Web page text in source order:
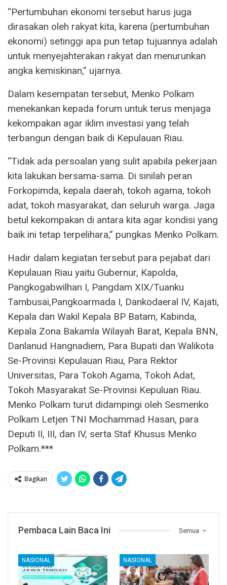
“Pertumbuhan ekonomi tersebut harus juga
dirasakan oleh rakyat kita, karena (pertumbuhan
ekonomi) setinggi apa pun tetap tujuannya adalah
untuk menyejahterakan rakyat dan menurunkan
angka kemiskinan,” ujarnya.
Dalam kesempatan tersebut, Menko Polkam
menekankan kepada forum untuk terus menjaga
kekompakan agar iklim investasi yang telah
terbangun dengan baik di Kepulauan Riau.
“Tidak ada persoalan yang sulit apabila pekerjaan
kita lakukan bersama-sama. Di sinilah peran
Forkopimda, kepala daerah, tokoh agama, tokoh
adat, tokoh masyarakat, dan seluruh warga. Jaga
betul kekompakan di antara kita agar kondisi yang
baik ini tetap terpelihara,” pungkas Menko Polkam.
Hadir dalam kegiatan tersebut para pejabat dari
Kepulauan Riau yaitu Gubernur, Kapolda,
⁠Pangkogabwilhan I, ⁠Pangdam XIX/Tuanku
Tambusai,Pangkoarmada I, ⁠Dankodaeral IV, ⁠Kajati,
⁠Kepala dan Wakil Kepala BP Batam, ⁠Kabinda,
⁠Kepala Zona Bakamla Wilayah Barat, ⁠Kepala BNN,
Danlanud Hangnadiem, ⁠Para Bupati dan Walikota
Se-Provinsi Kepulauan Riau, ⁠Para Rektor
Universitas, ⁠Para Tokoh Agama, Tokoh Adat,
Tokoh Masyarakat Se-Provinsi Kepuluan Riau.
Menko Polkam turut didampingi oleh Sesmenko
Polkam Letjen TNI Mochammad Hasan, para
Deputi II, III, dan IV, serta Staf Khusus Menko
Polkam.***
Bagikan
Semua
Pembaca Lain Baca Ini
NASIONAL NASIONAL